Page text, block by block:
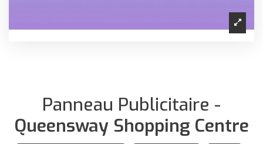
Panneau Publicitaire -
Queensway Shopping Centre